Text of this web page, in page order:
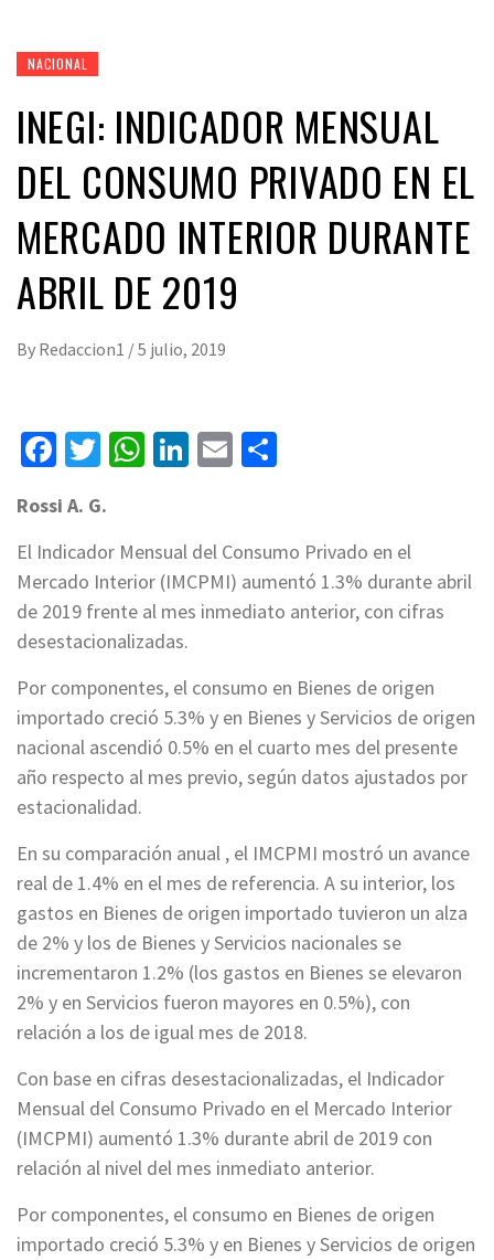
NACIONAL
INEGI: INDICADOR MENSUAL
DEL CONSUMO PRIVADO EN EL
MERCADO INTERIOR DURANTE
ABRIL DE 2019
By Redaccion1 /5 julio, 2019
Facebook
Twitter
WhatsApp
LinkedIn
Email
Rossi A. G.
El Indicador Mensual del Consumo Privado en el
Mercado Interior (IMCPMI) aumentó 1.3% durante abril
de 2019 frente al mes inmediato anterior, con cifras
desestacionalizadas.
Por componentes, el consumo en Bienes de origen
importado creció 5.3% y en Bienes y Servicios de origen
nacional ascendió 0.5% en el cuarto mes del presente
año respecto al mes previo, según datos ajustados por
estacionalidad.
En su comparación anual , el IMCPMI mostró un avance
real de 1.4% en el mes de referencia. A su interior, los
gastos en Bienes de origen importado tuvieron un alza
de 2% y los de Bienes y Servicios nacionales se
incrementaron 1.2% (los gastos en Bienes se elevaron
2% y en Servicios fueron mayores en 0.5%), con
relación a los de igual mes de 2018.
Con base en cifras desestacionalizadas, el Indicador
Mensual del Consumo Privado en el Mercado Interior
(IMCPMI) aumentó 1.3% durante abril de 2019 con
relación al nivel del mes inmediato anterior.
Por componentes, el consumo en Bienes de origen
importado creció 5.3% y en Bienes y Servicios de origen